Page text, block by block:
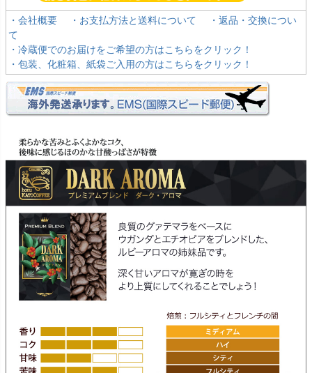
・会社概要 ・お支払方法と送料について
・返品・交換につい
て
・冷蔵便でのお届けをご希望の方はこちらをクリック！
・包装、化粧箱、紙袋ご入用の方はこちらをクリック！